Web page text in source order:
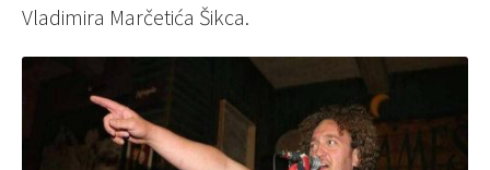
Vladimira Marčetića Šikca.